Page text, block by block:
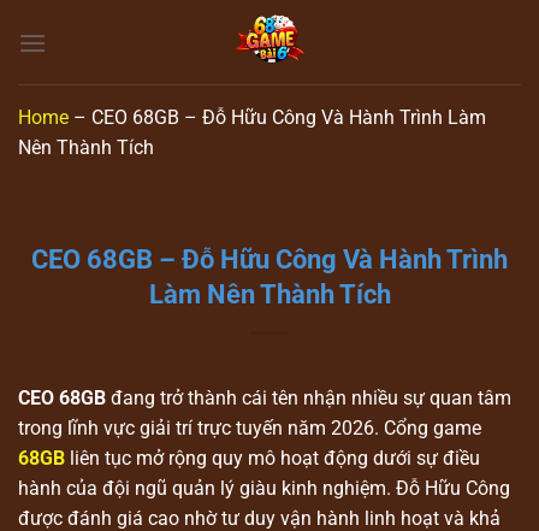
Home – CEO 68GB – Đỗ Hữu Công Và Hành Trình Làm
Nên Thành Tích
CEO 68GB – Đỗ Hữu Công Và Hành Trình
Làm Nên Thành Tích
CEO 68GB đang trở thành cái tên nhận nhiều sự quan tâm
trong lĩnh vực giải trí trực tuyến năm 2026. Cổng game
68GB liên tục mở rộng quy mô hoạt động dưới sự điều
hành của đội ngũ quản lý giàu kinh nghiệm. Đỗ Hữu Công
được đánh giá cao nhờ tư duy vận hành linh hoạt và khả